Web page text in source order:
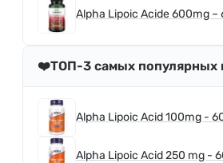
Alpha Lipoic Acide 600mg –
❤️ТОП-3 самых популярных
Alpha Lipoic Acid 100mg -
Alpha Lipoic Acid 250 mg -